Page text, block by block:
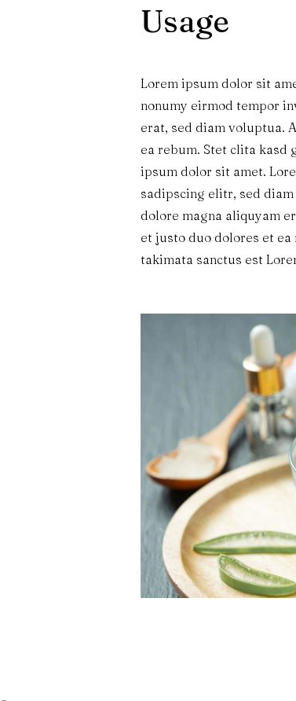
Usage
Lorem ipsum dolor sit
nonumy eirmod tempor
erat, sed diam voluptua.
ea rebum. Stet clita kasd
ipsum dolor sit amet.
sadipscing elitr, sed
dolore magna aliquyam
et justo duo dolores et
takimata sanctus est